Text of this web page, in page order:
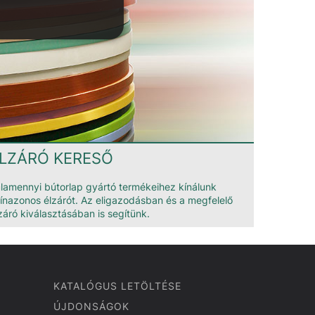
KERESŐ
bútorlap gyártó termékeihez kínálunk
élzárót. Az eligazodásban és a megfelelő
kiválasztásában is segítünk.
KATALÓGUS LETÖLTÉSE
ÚJDONSÁGOK